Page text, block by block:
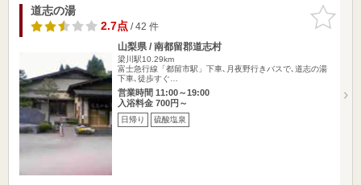
お気に入
りに追加
道志の湯
2.7点/ 42 件
山梨県 / 南都留郡道志村
梁川駅10.29km
富士急行線「都留市駅」下車､月夜野行きバスで､道志の湯
下車､徒歩すぐ…
営業時間 11:00～19:00
入浴料金 700円～
日帰り 硫酸塩泉